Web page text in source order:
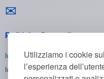
Utilizziamo i cookie
l’esperienza
✉
Politiche Generali
Informativa sulla Privacy
Informativa sui Cookie